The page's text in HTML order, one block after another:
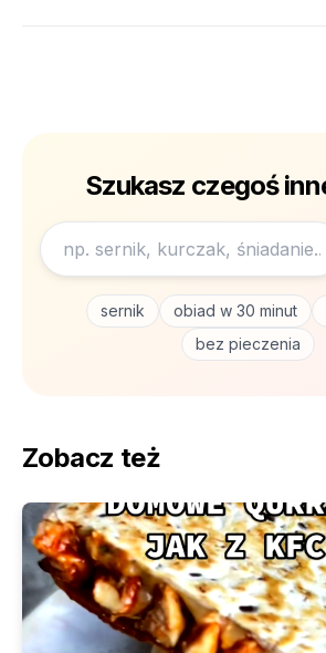
Szukasz czegoś
sernik obiad w 30 minut
bez pieczenia
Zobacz też